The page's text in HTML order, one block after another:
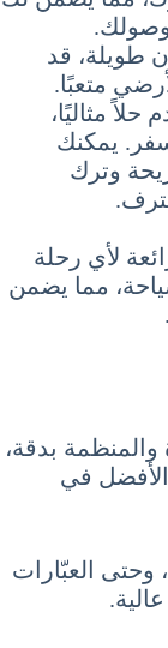
طويلة، قد
متعبًا.
مثاليًا،
يمكنك
وترك
لأي رحلة
مما يضمن
والمنظمة بدقة،
في
وحتى العبّارات